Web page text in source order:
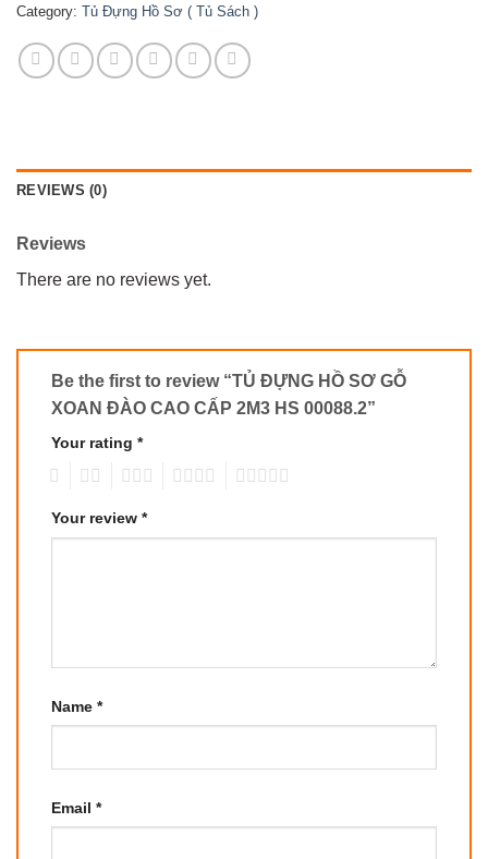
Category: Tủ Đựng Hồ Sơ ( Tủ Sách )
REVIEWS (0)
Reviews
There are no reviews yet.
Be the first to review “TỦ ĐỰNG HỒ SƠ GỖ
XOAN ĐÀO CAO CẤP 2M3 HS 00088.2”
Your rating *
Your review *
Name *
Email *